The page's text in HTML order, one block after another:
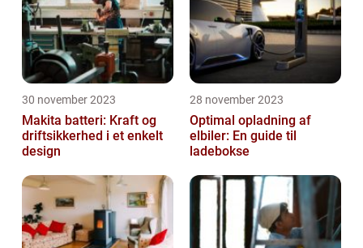
30 november 2023
Makita batteri: Kraft og
driftsikkerhed i et enkelt
design
28 november 2023
Optimal opladning af
elbiler: En guide til
ladebokse